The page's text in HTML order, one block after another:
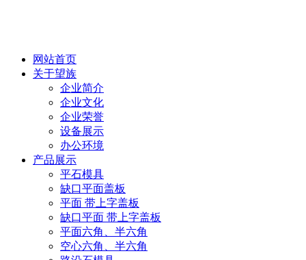
网站首页
关于望族
企业简介
企业文化
企业荣誉
设备展示
办公环境
产品展示
平石模具
缺口平面盖板
平面 带上字盖板
缺口平面 带上字盖板
平面六角、半六角
空心六角、半六角